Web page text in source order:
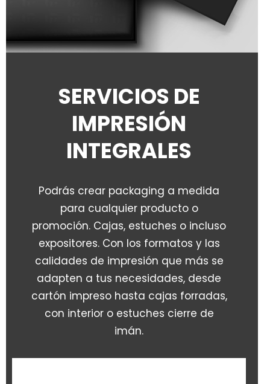
SERVICIOS DE
IMPRESIÓN
INTEGRALES
Podrás crear packaging a medida
para cualquier producto o
promoción. Cajas, estuches o incluso
expositores. Con los formatos y las
calidades de impresión que más se
adapten a tus necesidades, desde
cartón impreso hasta cajas forradas,
con interior o estuches cierre de
imán.